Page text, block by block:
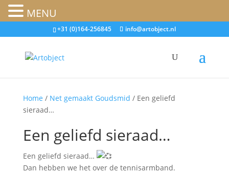
+31 (0)164-256845 info@artobject.nl
Home / Net gemaakt Goudsmid / Een geliefd
sieraad…
Een geliefd sieraad…
Een geliefd sieraad…
Dan hebben we het over de tennisarmband.
MENU